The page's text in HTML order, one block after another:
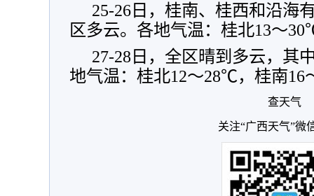
25-26日，桂南、桂西和沿海
区多云。各地气温：桂北13～
27-28日，全区晴到多云，其
地气温：桂北12～28℃，桂南
查天气
关注“广西天气”微